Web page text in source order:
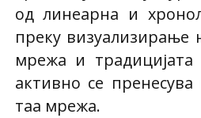
од линеарна и
преку визуализирање
мрежа и
активно се
таа мрежа.